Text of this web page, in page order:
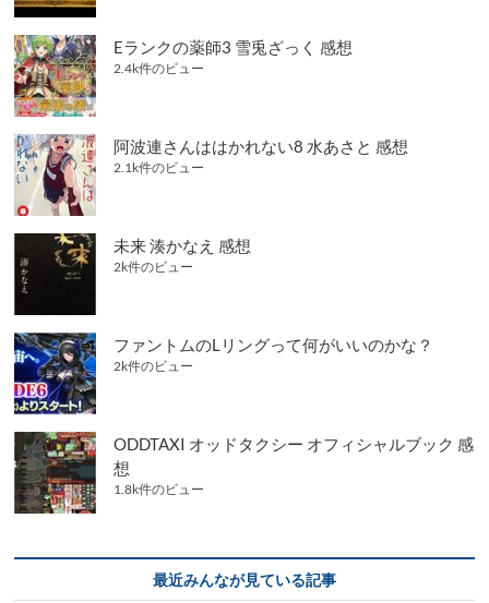
Eランクの薬師3 雪兎ざっく 感想
2.4k件のビュー
阿波連さんははかれない8 水あさと 感想
2.1k件のビュー
未来 湊かなえ 感想
2k件のビュー
ファントムのLリングって何がいいのかな？
2k件のビュー
ODDTAXI オッドタクシー オフィシャルブック 感
想
1.8k件のビュー
最近みんなが見ている記事